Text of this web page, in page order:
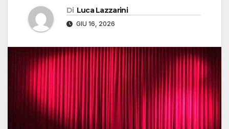
Di Luca Lazzarini
GIU 16, 2026